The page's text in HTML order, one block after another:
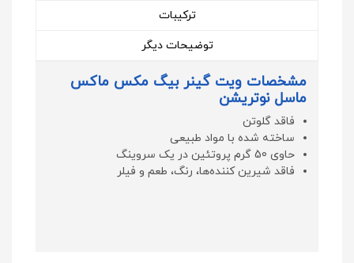
ترکیبات
توضیحات دیگر
مشخصات ویت گینر بیگ مکس ماکس
ماسل نوتریشن
فاقد گلوتن
ساخته شده با مواد طبیعی
حاوی 50 گرم پروتئین در یک سروینگ
فاقد شیرین کننده‌ها، رنگ، طعم و فیلر